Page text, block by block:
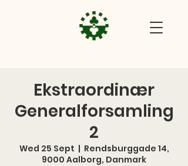
Ekstraordinær
Generalforsamling
2
Wed 25 Sept
  |
Rendsburggade 14,
9000 Aalborg, Danmark